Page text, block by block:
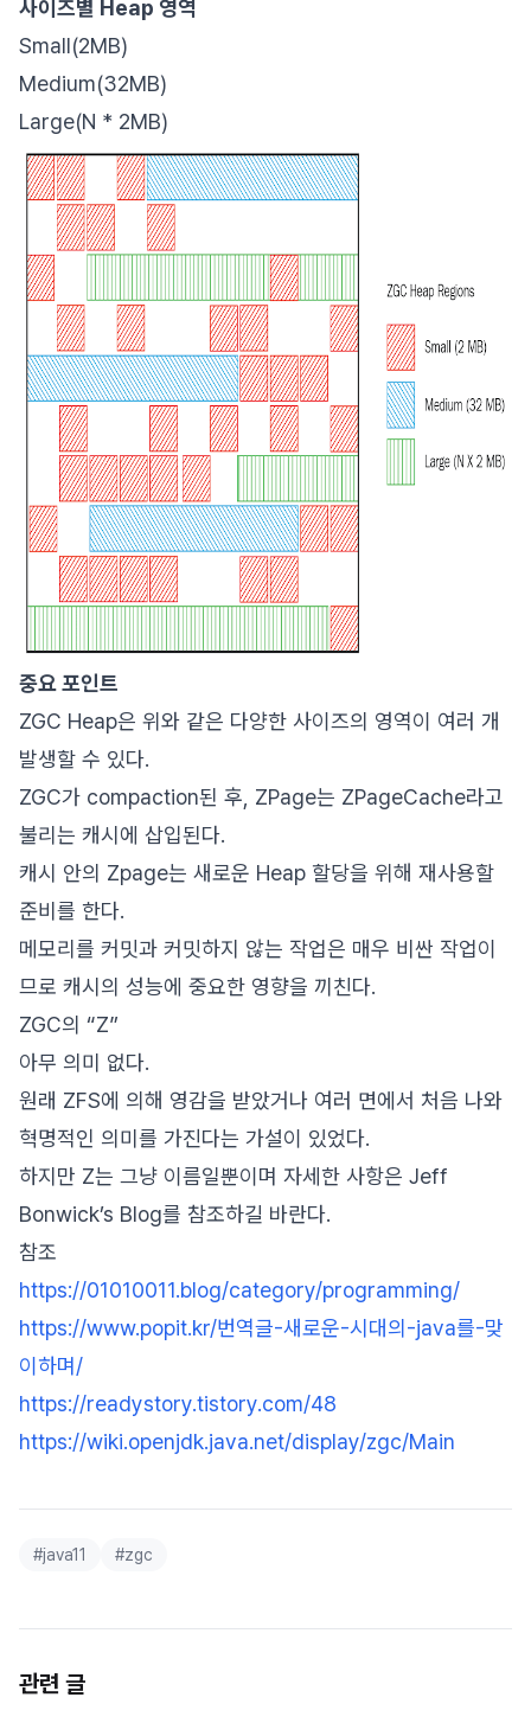
사이즈별 Heap 영역
Small(2MB)
Medium(32MB)
Large(N * 2MB)
중요 포인트
ZGC Heap은 위와 같은 다양한 사이즈의 영역이 여러 개
발생할 수 있다.
ZGC가 compaction된 후, ZPage는 ZPageCache라고
불리는 캐시에 삽입된다.
캐시 안의 Zpage는 새로운 Heap 할당을 위해 재사용할
준비를 한다.
메모리를 커밋과 커밋하지 않는 작업은 매우 비싼 작업이
므로 캐시의 성능에 중요한 영향을 끼친다.
ZGC의 “Z”
아무 의미 없다.
원래 ZFS에 의해 영감을 받았거나 여러 면에서 처음 나와
혁명적인 의미를 가진다는 가설이 있었다.
하지만 Z는 그냥 이름일뿐이며 자세한 사항은 Jeff
Bonwick’s Blog를 참조하길 바란다.
참조
https://01010011.blog/category/programming/
https://www.popit.kr/번역글-새로운-시대의-java를-맞
이하며/
https://readystory.tistory.com/48
https://wiki.openjdk.java.net/display/zgc/Main
#java11 #zgc
관련 글